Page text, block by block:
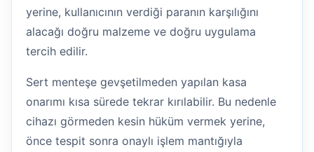
yerine, kullanıcının verdiği paranın karşılığını
alacağı doğru malzeme ve doğru uygulama
tercih edilir.
Sert menteşe gevşetilmeden yapılan kasa
onarımı kısa sürede tekrar kırılabilir. Bu nedenle
cihazı görmeden kesin hüküm vermek yerine,
önce tespit sonra onaylı işlem mantığıyla